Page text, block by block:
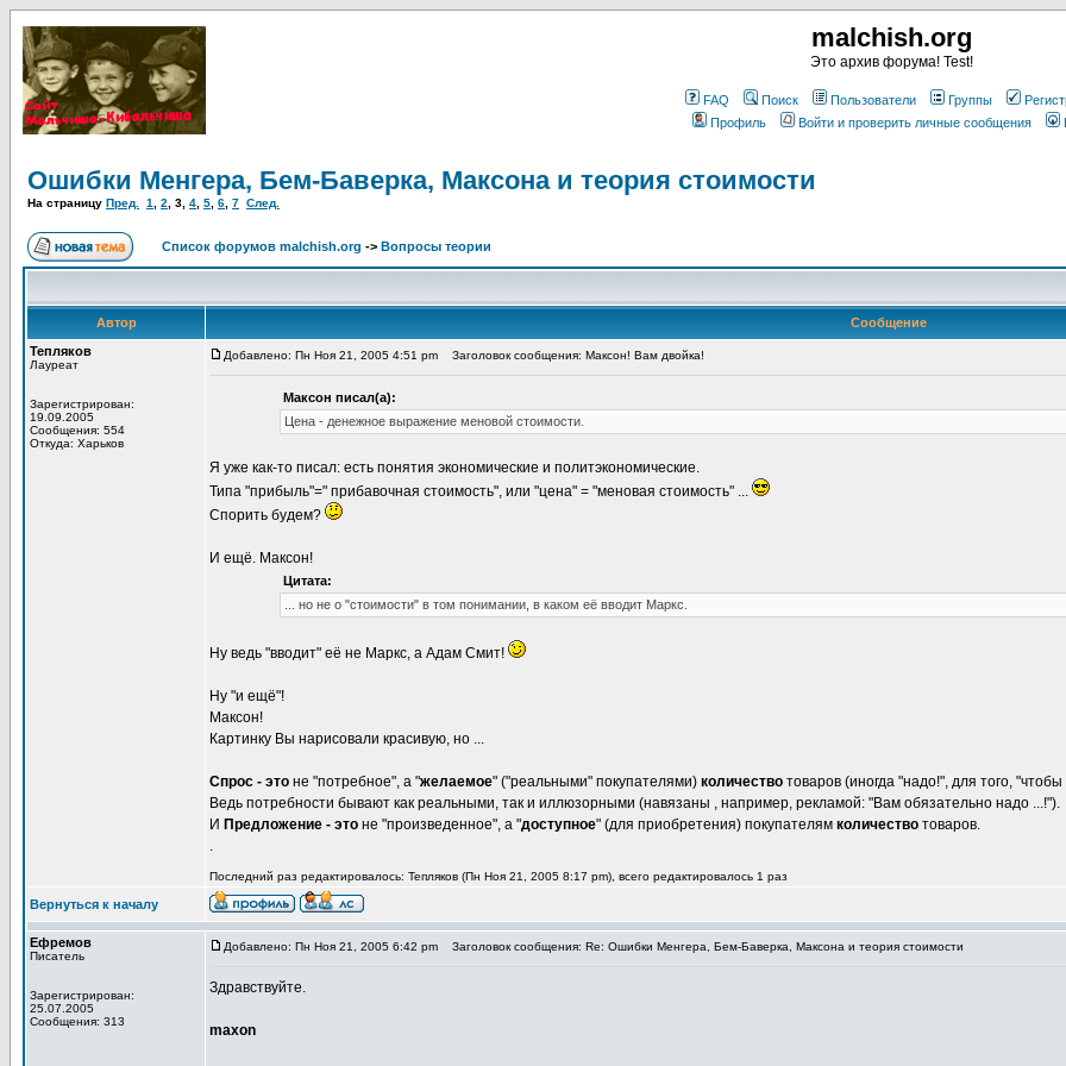
malchish.org
Это архив форума! Test!
FAQ Поиск Пользователи Группы
Профиль
Войти и проверить личные сообщения
Ошибки Менгера, Бем-Баверка, Максона и теория стоимости
На страницу Пред. 1 2 3 4 5 6 7 След.
Список форумов malchish.org -> Вопросы теории
Автор
Сообщение
Тепляков
Лауреат
Зарегистрирован:
19.09.2005
Сообщения: 554
Откуда: Харьков
Добавлено: Пн Ноя 21, 2005 4:51 pm Заголовок сообщения: Максон! Вам двойка!
Максон писал(а):
Цена - денежное выражение меновой стоимости.
Я уже как-то писал: есть понятия экономические и политэкономические.
Типа "прибыль"=" прибавочная стоимость", или "цена" = "меновая стоимость" ...
Спорить будем?
И ещё. Максон!
Цитата:
... но не о "стоимости" в том понимании, в каком её вводит Маркс.
Ну ведь "вводит" её не Маркс, а Адам Смит!
Ну "и ещё"!
Максон!
Картинку Вы нарисовали красивую, но ...
Спрос - это не "потребное", а "желаемое" ("реальными" покупателями) количество товаров (иногда "надо!", для того,
Ведь потребности бывают как реальными, так и иллюзорными (навязаны , например, рекламой: "Вам обязательно надо ...!").
И Предложение - это не "произведенное", а "доступное" (для приобретения) покупателям количество товаров.
.
Последний раз редактировалось: Тепляков (Пн Ноя 21, 2005 8:17 pm), всего редактировалось 1 раз
Вернуться к началу
Ефремов
Писатель
Зарегистрирован:
25.07.2005
Сообщения: 313
Добавлено: Пн Ноя 21, 2005 6:42 pm Заголовок сообщения: Re: Ошибки Менгера, Бем-Баверка, Максона и теория стоимости
Здравствуйте.
maxon